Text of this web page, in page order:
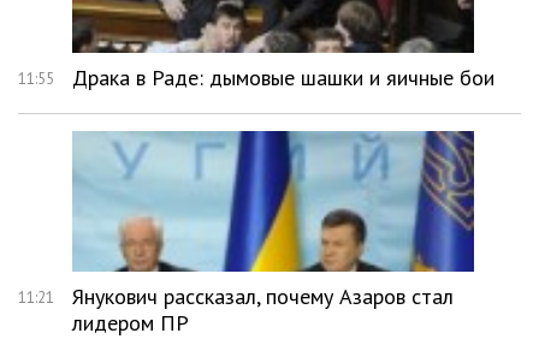
11:55 Драка в Раде: дымовые шашки и яичные бои
11:21
Янукович рассказал, почему Азаров стал
лидером ПР